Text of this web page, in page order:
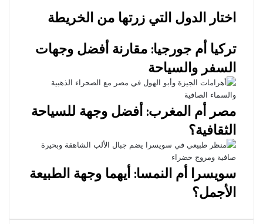
اختار الدول التي زرتها من الخريطة
تركيا أم جورجيا: مقارنة أفضل وجهات
السفر والسياحة
مصر أم المغرب: أفضل وجهة للسياحة
الثقافية؟
سويسرا أم النمسا: أيهما وجهة الطبيعة
الأجمل؟